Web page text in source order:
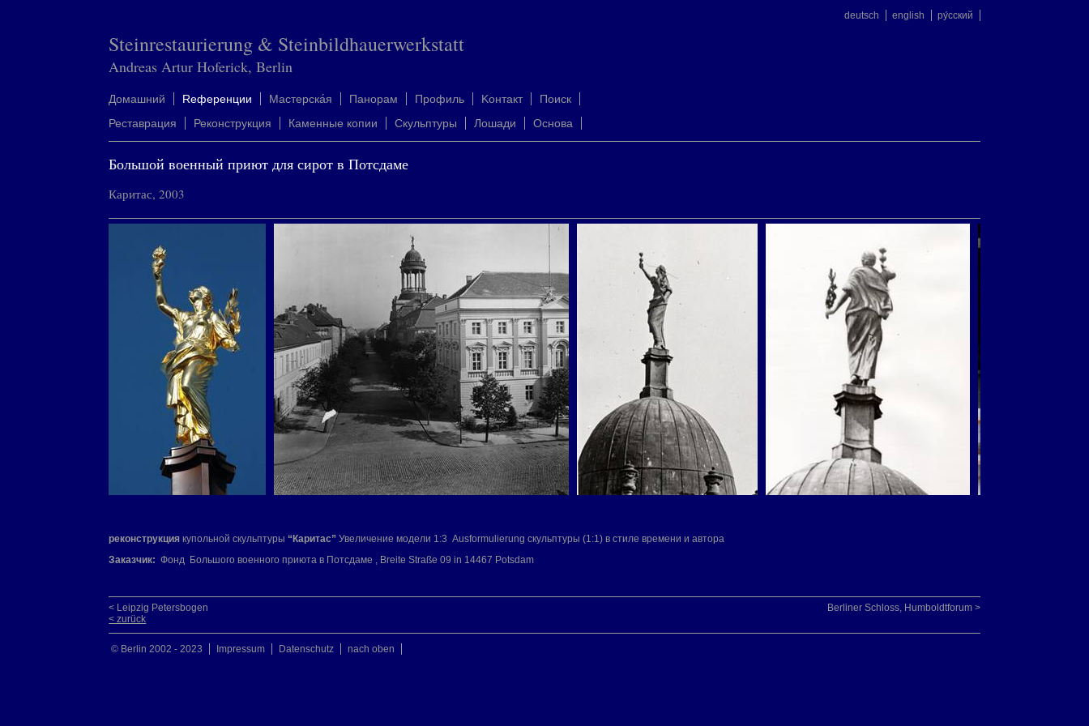
deutsch english ру́сский
Steinrestaurierung & Steinbildhauerwerkstatt
Andreas Artur Hoferick, Berlin
Домашний Rеференции Mастерска́я Панорам Профиль Kонтакт
Поиск
Реставрация
Реконструкция Каменные копии Скульптуры Лошади Oснова
Большой военный приют для сирот в Потсдаме
Каритас, 2003
реконструкция купольной скульптуры “Каритас” Увеличение модели 1:3 Ausformulierung скульптуры (1:1) в стиле времени и автора
Заказчик:Фонд Большого военного приюта в Потсдаме , Breite Straße 09 in 14467 Potsdam
Berliner Schloss, Humboldtforum >
< Leipzig Petersbogen
< zurück
© Berlin 2002 - 2023 Impressum Datenschutz nach oben